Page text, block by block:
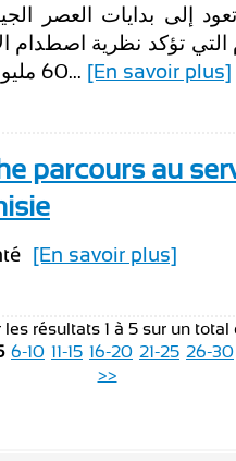
إلى بدايات العصر
التي تؤكد نظرية
60 مليون سنة. ويعرف الموقع بمياهه... [En savoir plus]
parcours au
[En savoir plus]
résultats 1 à 5 sur un total
6-10 11-15 16-20 21-25 26-30
>>